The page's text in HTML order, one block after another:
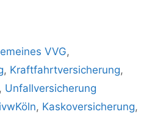
VVG,
, Kraftfahrtversicherung,
, Unfallversicherung
ivwKöln, Kaskoversicherung,